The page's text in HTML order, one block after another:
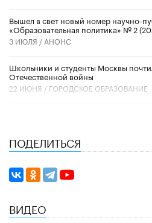
Вышел в свет новый номер научно-
«Образовательная политика» № 2
3 ИЮЛЯ / АНОНС
Школьники и студенты Москвы
Отечественной войны
22 ИЮНЯ / ГОРОДСКОЕ ОБРАЗОВАНИЕ
ПОДЕЛИТЬСЯ
ВИДЕО